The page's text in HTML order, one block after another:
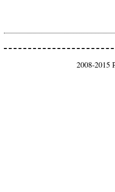
2008-2015